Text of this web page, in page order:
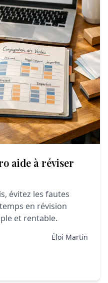
aide à réviser
évitez les fautes
en révision
et rentable.
Éloi Martin